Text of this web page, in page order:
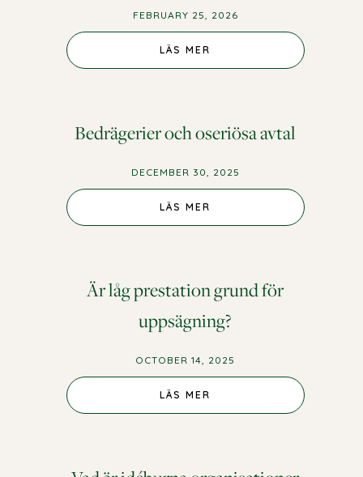
FEBRUARY 25, 2026
LÄS MER
Bedrägerier och oseriösa avtal
DECEMBER 30, 2025
LÄS MER
Är låg prestation grund för
uppsägning?
OCTOBER 14, 2025
LÄS MER